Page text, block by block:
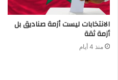
الانتخابات ليست أزمة صناديق بل
أزمة ثقة
منذ 4 أيام